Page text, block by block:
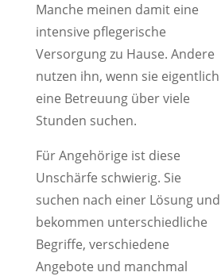
Manche meinen damit eine
intensive pflegerische
Versorgung zu Hause. Andere
nutzen ihn, wenn sie eigentlich
eine Betreuung über viele
Stunden suchen.
Für Angehörige ist diese
Unschärfe schwierig. Sie
suchen nach einer Lösung und
bekommen unterschiedliche
Begriffe, verschiedene
Angebote und manchmal